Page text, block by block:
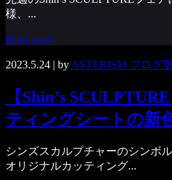
様、...
Read more
2023.5.24 | by ASTERISM ブログ
【Shin’s
ティングシートの新
シンズスカルプチャーのシンボ
オリジナルカッティング...